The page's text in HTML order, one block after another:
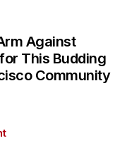
Against
This Budding
Community